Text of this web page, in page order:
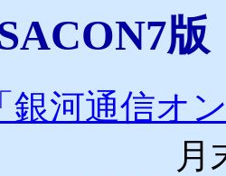
銀河通信オ
月